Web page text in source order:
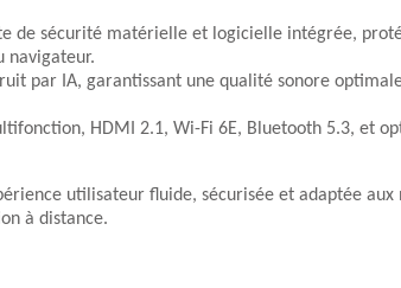
de sécurité matérielle et logicielle intégrée,
navigateur.
par IA, garantissant une qualité sonore
HDMI 2.1, Wi-Fi 6E, Bluetooth 5.3, et
utilisateur fluide, sécurisée et adaptée aux
à distance.